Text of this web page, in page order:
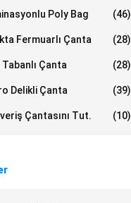
Poly Bag (46)
Fermuarlı Çanta (28)
Tabanlı Çanta (28)
Delikli Çanta (39)
Çantasını Tut. (10)